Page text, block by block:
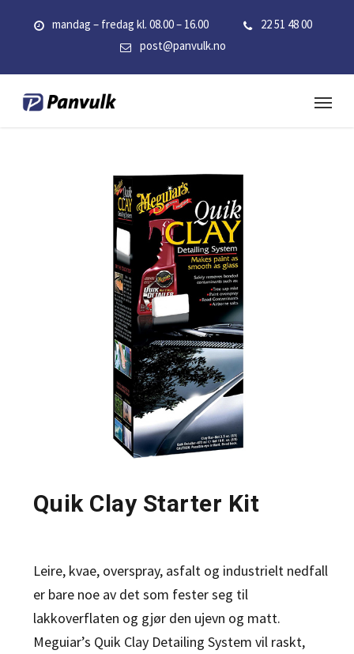
mandag – fredag kl. 08.00 – 16.00
22 51 48 00
post@panvulk.no
Menu
Quik Clay Starter Kit
Leire, kvae, overspray, asfalt og industrielt nedfall
er bare noe av det som fester seg til
lakkoverflaten og gjør den ujevn og matt.
Meguiar’s Quik Clay Detailing System vil raskt,